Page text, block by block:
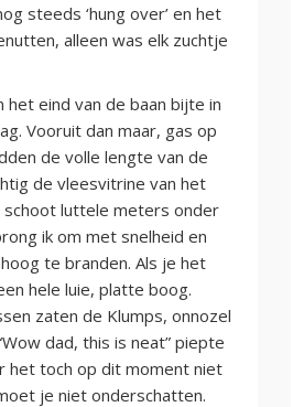
steeds ‘hung over’ en het
alleen was elk zuchtje
het eind van de baan bijte in
Vooruit dan maar, gas op
de volle lengte van de
de vleesvitrine van het
schoot luttele meters onder
ik om met snelheid en
te branden. Als je het
hele luie, platte boog.
zaten de Klumps, onnozel
dad, this is neat” piepte
het toch op dit moment niet
je niet onderschatten.